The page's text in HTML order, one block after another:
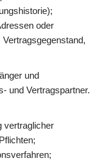
oder
und
und Vertragspartner.
vertraglicher